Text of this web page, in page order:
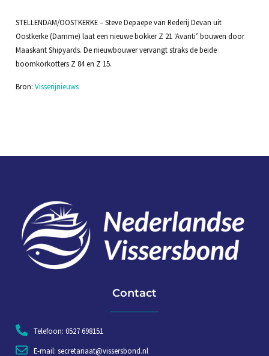
STELLENDAM/OOSTKERKE – Steve Depaepe van Rederij Devan uit
Oostkerke (Damme) laat een nieuwe bokker Z 21 ‘Avanti’ bouwen door
Maaskant Shipyards. De nieuwbouwer vervangt straks de beide
boomkorkotters Z 84 en Z 15.
Bron: Visserijnieuws
Contact
Telefoon: 0527 698151
E-mail: secretariaat@vissersbond.nl